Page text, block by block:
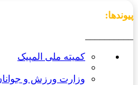
پیوندها:
کمیته ملی المپیک
وزارت ورزش و